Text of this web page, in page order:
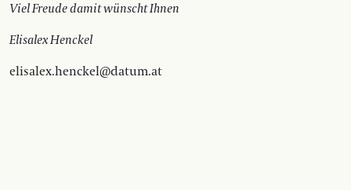
Viel Freude damit wünscht Ihnen
Elisalex Henckel
elisalex.henckel@datum.at